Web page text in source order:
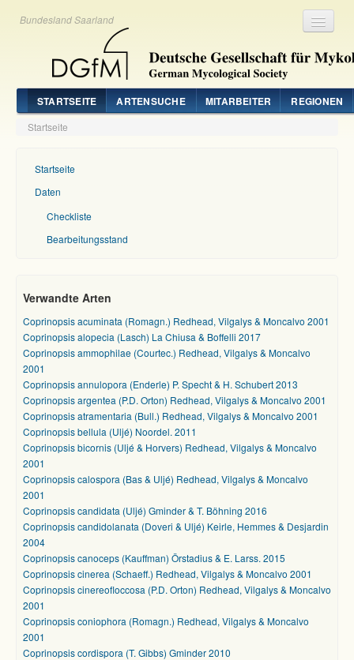
Bundesland Saarland
STARTSEITE ARTENSUCHE MITARBEITER REGIONEN
Startseite
Startseite
Daten
Checkliste
Bearbeitungsstand
Verwandte Arten
Coprinopsis acuminata (Romagn.) Redhead, Vilgalys & Moncalvo 2001
Coprinopsis alopecia (Lasch) La Chiusa & Boffelli 2017
Coprinopsis ammophilae (Courtec.) Redhead, Vilgalys & Moncalvo
2001
Coprinopsis annulopora (Enderle) P. Specht & H. Schubert 2013
Coprinopsis argentea (P.D. Orton) Redhead, Vilgalys & Moncalvo 2001
Coprinopsis atramentaria (Bull.) Redhead, Vilgalys & Moncalvo 2001
Coprinopsis bellula (Uljé) Noordel. 2011
Coprinopsis bicornis (Uljé & Horvers) Redhead, Vilgalys & Moncalvo
2001
Coprinopsis calospora (Bas & Uljé) Redhead, Vilgalys & Moncalvo
2001
Coprinopsis candidata (Uljé) Gminder & T. Böhning 2016
Coprinopsis candidolanata (Doveri & Uljé) Keirle, Hemmes & Desjardin
2004
Coprinopsis canoceps (Kauffman) Örstadius & E. Larss. 2015
Coprinopsis cinerea (Schaeff.) Redhead, Vilgalys & Moncalvo 2001
Coprinopsis cinereofloccosa (P.D. Orton) Redhead, Vilgalys & Moncalvo
2001
Coprinopsis coniophora (Romagn.) Redhead, Vilgalys & Moncalvo
2001
Coprinopsis cordispora (T. Gibbs) Gminder 2010